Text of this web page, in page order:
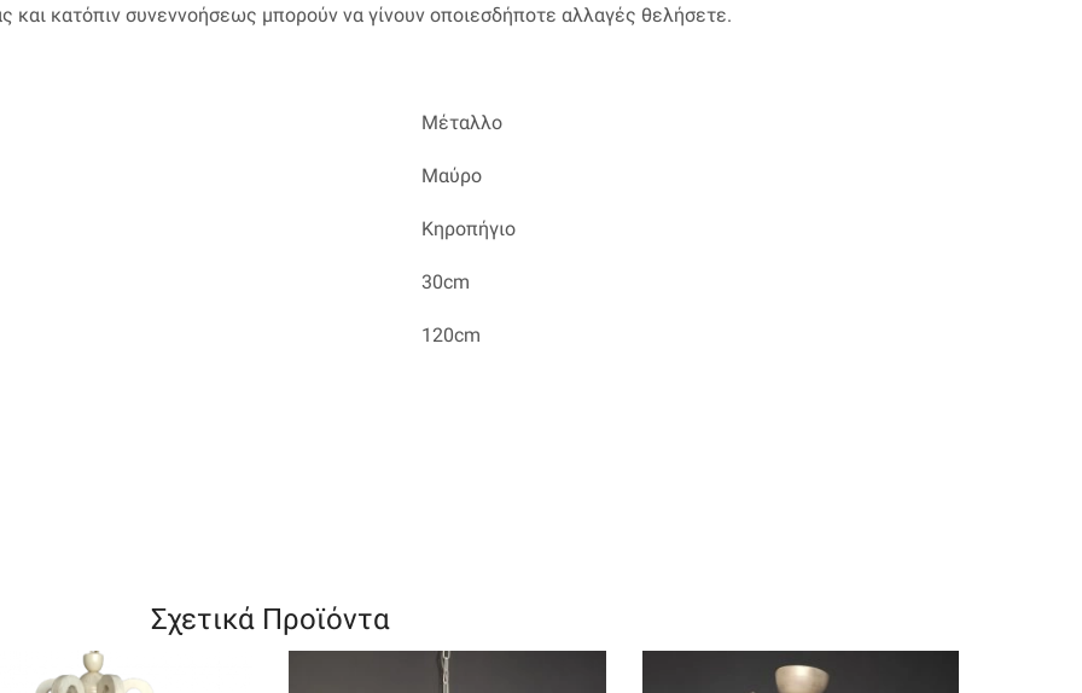
και κατόπιν συνεννοήσεως μπορούν να γίνουν οποιεσδήποτε αλλαγές θελήσετε.
Μέταλλο
Μαύρο
Κηροπήγιο
30cm
120cm
Σχετικά Προϊόντα